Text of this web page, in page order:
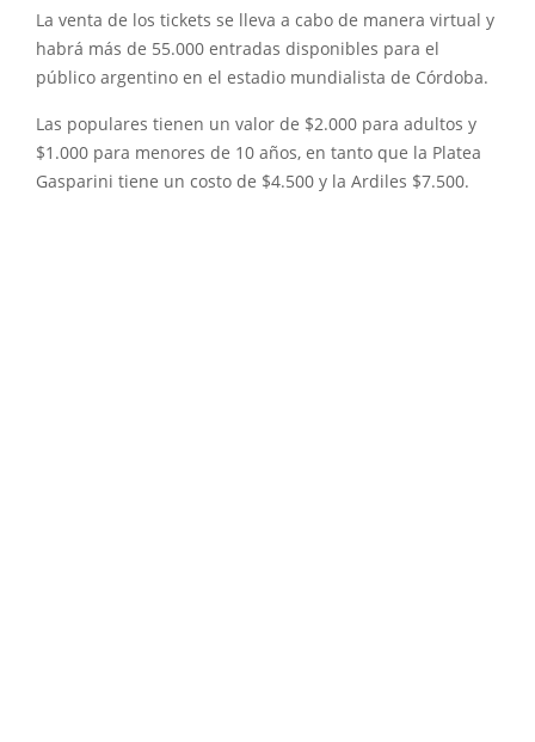
La venta de los tickets se lleva a cabo de manera virtual y
habrá más de 55.000 entradas disponibles para el
público argentino en el estadio mundialista de Córdoba.
Las populares tienen un valor de $2.000 para adultos y
$1.000 para menores de 10 años, en tanto que la Platea
Gasparini tiene un costo de $4.500 y la Ardiles $7.500.